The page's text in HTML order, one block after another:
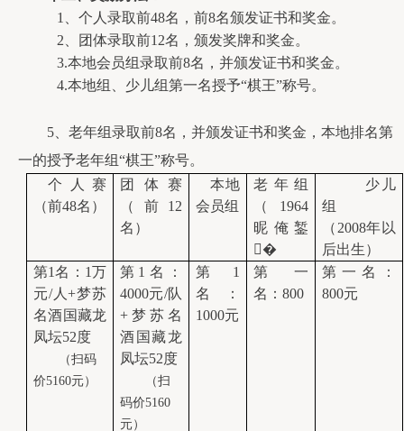
1、个人录取前48名，前8名颁发证书和奖金。
2、团体录取前12名，颁发奖牌和奖金。
3.本地会员组录取前8名 ，并颁发证书和奖金。
4.本地组、少儿组第一名授予“棋王”称号。
5、老年组录取前8名， 并颁发证书和奖金，本地排名第
一的授予老年组“棋王”称号。
个人赛
（前48名）
团体赛
（前12
名）
本地
会员组
老年组
（1964
昵俺錾
�
少儿
组
（2008年以
后出生）
第1名：1万
元/人+梦苏
名酒国藏龙
凤坛52度
（扫码
价5160元）
第1名：
4000元/队
+梦苏名
酒国藏龙
凤坛52度
（扫
码价5160
元）
第1
名：
1000元
第一
名：800
第一名：
800元